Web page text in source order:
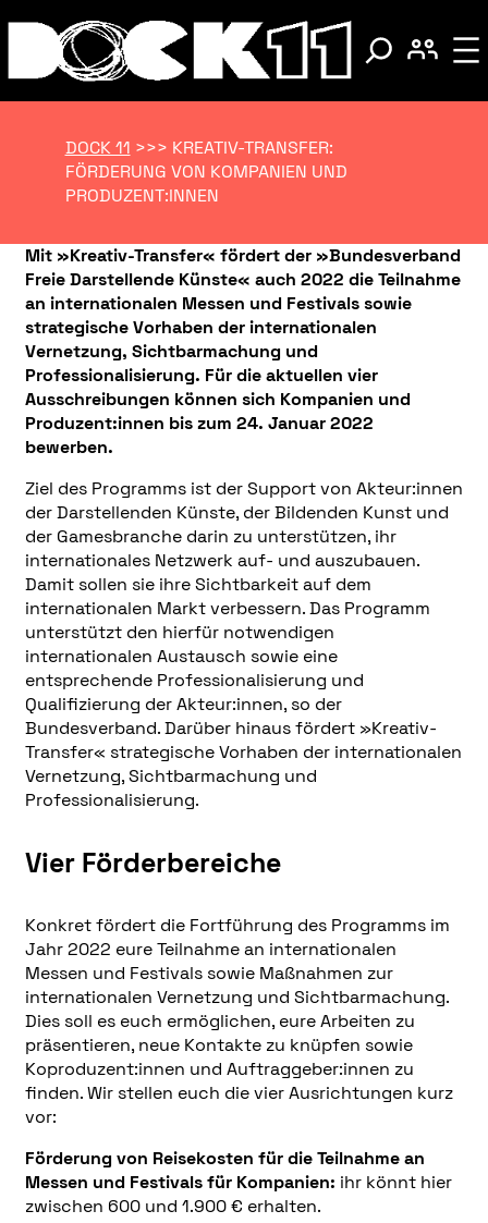
DOCK 11 >>> KREATIV-TRANSFER:
FÖRDERUNG VON KOMPANIEN UND
PRODUZENT:INNEN
Mit »Kreativ-Transfer« fördert der »Bundesverband
Freie Darstellende Künste« auch 2022 die Teilnahme
an internationalen Messen und Festivals sowie
strategische Vorhaben der internationalen
Vernetzung, Sichtbarmachung und
Professionalisierung. Für die aktuellen vier
Ausschreibungen können sich Kompanien und
Produzent:innen bis zum 24. Januar 2022
bewerben.
Ziel des Programms ist der Support von Akteur:innen
der Darstellenden Künste, der Bildenden Kunst und
der Gamesbranche darin zu unterstützen, ihr
internationales Netzwerk auf- und auszubauen.
Damit sollen sie ihre Sichtbarkeit auf dem
internationalen Markt verbessern. Das Programm
unterstützt den hierfür notwendigen
internationalen Austausch sowie eine
entsprechende Professionalisierung und
Qualifizierung der Akteur:innen, so der
Bundesverband. Darüber hinaus fördert »Kreativ-
Transfer« strategische Vorhaben der internationalen
Vernetzung, Sichtbarmachung und
Professionalisierung.
Vier Förderbereiche
Konkret fördert die Fortführung des Programms im
Jahr 2022 eure Teilnahme an internationalen
Messen und Festivals sowie Maßnahmen zur
internationalen Vernetzung und Sichtbarmachung.
Dies soll es euch ermöglichen, eure Arbeiten zu
präsentieren, neue Kontakte zu knüpfen sowie
Koproduzent:innen und Auftraggeber:innen zu
finden. Wir stellen euch die vier Ausrichtungen kurz
vor:
Förderung von Reisekosten für die Teilnahme an
Messen und Festivals für Kompanien: ihr könnt hier
zwischen 600 und 1.900 € erhalten.